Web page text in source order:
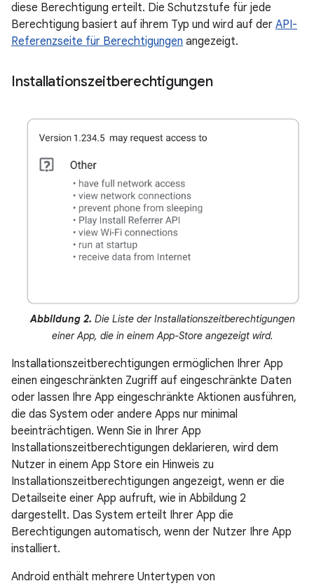
diese Berechtigung erteilt. Die Schutzstufe für jede
Berechtigung basiert auf ihrem Typ und wird auf der API-
Referenzseite für Berechtigungen angezeigt.
Installationszeitberechtigungen
Abbildung 2. Die Liste der Installationszeitberechtigungen
einer App, die in einem App-Store angezeigt wird.
Installationszeitberechtigungen ermöglichen Ihrer App
einen eingeschränkten Zugriff auf eingeschränkte Daten
oder lassen Ihre App eingeschränkte Aktionen ausführen,
die das System oder andere Apps nur minimal
beeinträchtigen. Wenn Sie in Ihrer App
Installationszeitberechtigungen deklarieren, wird dem
Nutzer in einem App Store ein Hinweis zu
Installationszeitberechtigungen angezeigt, wenn er die
Detailseite einer App aufruft, wie in Abbildung 2
dargestellt. Das System erteilt Ihrer App die
Berechtigungen automatisch, wenn der Nutzer Ihre App
installiert.
Android enthält mehrere Untertypen von